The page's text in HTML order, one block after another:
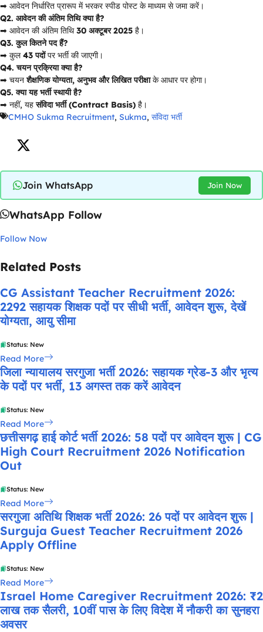
➡ आवेदन निर्धारित प्रारूप में भरकर स्पीड पोस्ट के माध्यम से जमा करें।
Q2. आवेदन की अंतिम तिथि क्या है?
➡ आवेदन की अंतिम तिथि30 अक्टूबर 2025 है।
Q3. कुल कितने पद हैं?
➡ कुल43 पदोंपर भर्ती की जाएगी।
Q4. चयन प्रक्रिया क्या है?
➡ चयनशैक्षणिक योग्यता, अनुभव और लिखित परीक्षाके आधार पर होगा।
Q5. क्या यह भर्ती स्थायी है?
➡ नहीं, यहसंविदा भर्ती (Contract Basis) है।
CMHO Sukma Recruitment, Sukma, संविदा भर्ती
Join WhatsApp Join Now
WhatsApp Follow
Follow Now
Related Posts
CG Assistant Teacher Recruitment 2026:
2292 सहायक शिक्षक पदों पर सीधी भर्ती, आवेदन शुरू, देखें
योग्यता, आयु सीमा
Status: New
Read More
जिला न्यायालय सरगुजा भर्ती 2026: सहायक ग्रेड-3 और भृत्य
के पदों पर भर्ती, 13 अगस्त तक करें आवेदन
Status: New
Read More
छत्तीसगढ़ हाई कोर्ट भर्ती 2026: 58 पदों पर आवेदन शुरू | CG
High Court Recruitment 2026 Notification
Out
Status: New
Read More
सरगुजा अतिथि शिक्षक भर्ती 2026: 26 पदों पर आवेदन शुरू |
Surguja Guest Teacher Recruitment 2026
Apply Offline
Status: New
Read More
Israel Home Caregiver Recruitment 2026: ₹2
लाख तक सैलरी, 10वीं पास के लिए विदेश में नौकरी का सुनहरा
अवसर